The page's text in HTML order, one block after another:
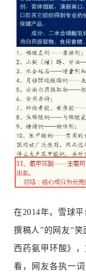
在2014年，雪球
撰稿人”的网友“
西药氨甲环酸》
看，网友各执一